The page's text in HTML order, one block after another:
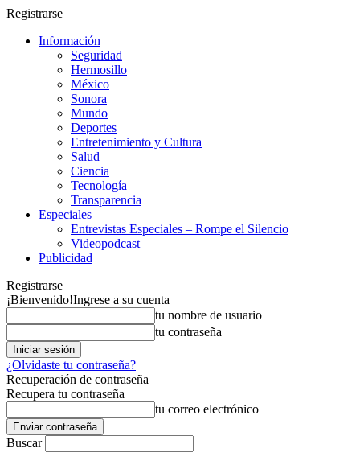
Registrarse
Información
Seguridad
Hermosillo
México
Sonora
Mundo
Deportes
Entretenimiento y Cultura
Salud
Ciencia
Tecnología
Transparencia
Especiales
Entrevistas Especiales – Rompe el Silencio
Videopodcast
Publicidad
Registrarse
¡Bienvenido!Ingrese a su cuenta
tu nombre de usuario
tu contraseña
¿Olvidaste tu contraseña?
Recuperación de contraseña
Recupera tu contraseña
tu correo electrónico
Buscar